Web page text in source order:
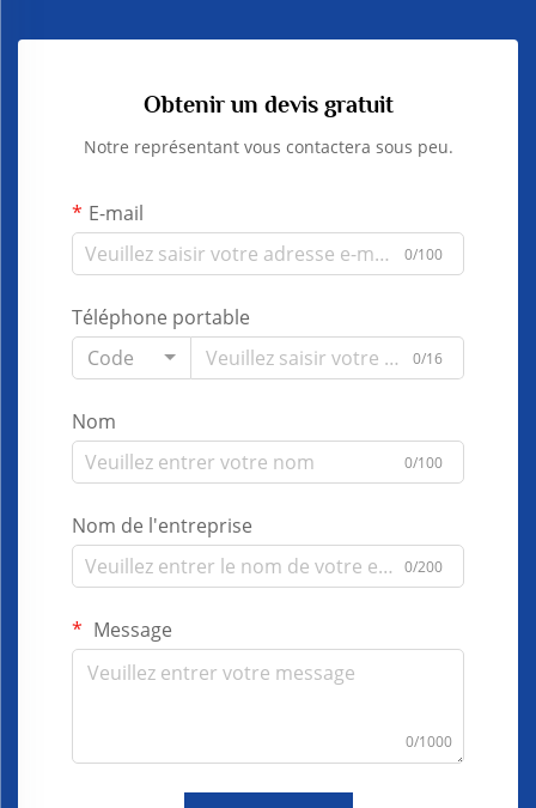
Obtenir un devis gratuit
Notre représentant vous contactera sous peu.
E-mail
0/100
Téléphone portable
Code
0/16
Nom
0/100
Nom de l'entreprise
0/200
Message
0/1000